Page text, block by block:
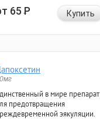
65Р Купить
в мире препарат
предотвращения
эякуляции.